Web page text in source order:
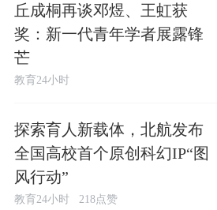
丘成桐再谈邓煜、王虹获
奖：新一代青年学者展露锋
芒
教育24小时
探索育人新载体，北航发布
全国高校首个原创科幻IP“图
风行动”
教育24小时 218点赞